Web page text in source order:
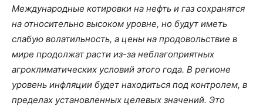
Международные котировки на нефть и газ сохранятся
на относительно высоком уровне, но будут иметь
слабую волатильность, а цены на продовольствие в
мире продолжат расти из-за неблагоприятных
агроклиматических условий этого года. В регионе
уровень инфляции будет находиться под контролем, в
пределах установленных целевых значений. Это